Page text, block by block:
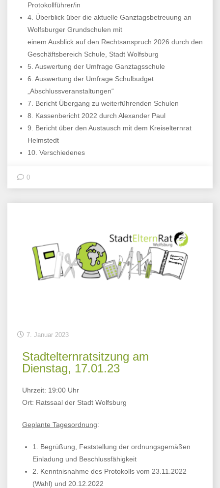
Protokollführer/in
4. Überblick über die aktuelle Ganztagsbetreuung an
Wolfsburger Grundschulen mit
einem Ausblick auf den Rechtsanspruch 2026 durch den
Geschäftsbereich Schule, Stadt Wolfsburg
5. Auswertung der Umfrage Ganztagsschule
6. Auswertung der Umfrage Schulbudget
„Abschlussveranstaltungen“
7. Bericht Übergang zu weiterführenden Schulen
8. Kassenbericht 2022 durch Alexander Paul
9. Bericht über den Austausch mit dem Kreiselternrat
Helmstedt
10. Verschiedenes
0
7. Januar 2023
Stadtelternratsitzung am
Dienstag, 17.01.23
Uhrzeit: 19:00 Uhr
Ort: Ratssaal der Stadt Wolfsburg
Geplante Tagesordnung:
1. Begrüßung, Feststellung der ordnungsgemäßen
Einladung und Beschlussfähigkeit
2.
Kenntnisnahme des Protokolls vom 23.11.2022
(Wahl) und 20.12.2022